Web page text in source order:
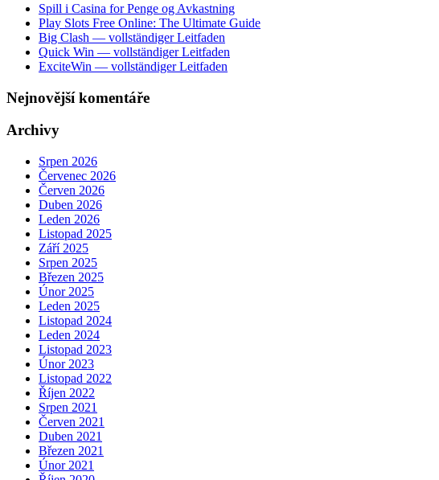
Spill i Casina for Penge og Avkastning
Play Slots Free Online: The Ultimate Guide
Big Clash — vollständiger Leitfaden
Quick Win — vollständiger Leitfaden
ExciteWin — vollständiger Leitfaden
Nejnovější komentáře
Archivy
Srpen 2026
Červenec 2026
Červen 2026
Duben 2026
Leden 2026
Listopad 2025
Září 2025
Srpen 2025
Březen 2025
Únor 2025
Leden 2025
Listopad 2024
Leden 2024
Listopad 2023
Únor 2023
Listopad 2022
Říjen 2022
Srpen 2021
Červen 2021
Duben 2021
Březen 2021
Únor 2021